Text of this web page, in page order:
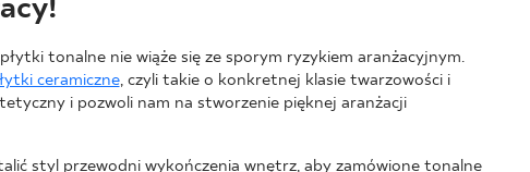
tonalne nie wiąże się ze sporym ryzykiem aranżacyjnym.
ceramiczne, czyli takie o konkretnej klasie twarzowości i
i pozwoli nam na stworzenie pięknej aranżacji
styl przewodni wykończenia wnętrz, aby zamówione tonalne